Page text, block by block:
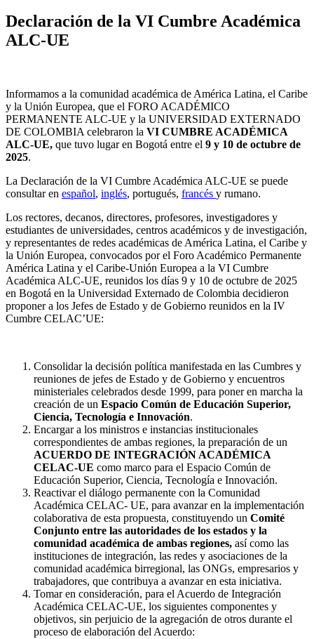
Declaración de la VI Cumbre Académica
ALC-UE
Informamos a la comunidad académica de América Latina, el Caribe
y la Unión Europea, que el FORO ACADÉMICO
PERMANENTE ALC-UE y la UNIVERSIDAD EXTERNADO
DE COLOMBIA celebraron la VI CUMBRE ACADÉMICA
ALC-UE, que tuvo lugar en Bogotá entre el 9 y 10 de octubre de
2025.
La Declaración de la VI Cumbre Académica ALC-UE se puede
consultar en español, inglés, portugués, francés y rumano.
Los rectores, decanos, directores, profesores, investigadores y
estudiantes de universidades, centros académicos y de investigación,
y representantes de redes académicas de América Latina, el Caribe y
la Unión Europea, convocados por el Foro Académico Permanente
América Latina y el Caribe-Unión Europea a la VI Cumbre
Académica ALC-UE, reunidos los días 9 y 10 de octubre de 2025
en Bogotá en la Universidad Externado de Colombia decidieron
proponer a los Jefes de Estado y de Gobierno reunidos en la IV
Cumbre CELAC’UE:
Consolidar la decisión política manifestada en las Cumbres y
reuniones de jefes de Estado y de Gobierno y encuentros
ministeriales celebrados desde 1999, para poner en marcha la
creación de un Espacio Común de Educación Superior,
Ciencia, Tecnología e Innovación.
Encargar a los ministros e instancias institucionales
correspondientes de ambas regiones, la preparación de un
ACUERDO DE INTEGRACIÓN ACADÉMICA
CELAC-UE como marco para el Espacio Común de
Educación Superior, Ciencia, Tecnología e Innovación.
Reactivar el diálogo permanente con la Comunidad
Académica CELAC- UE, para avanzar en la implementación
colaborativa de esta propuesta, constituyendo un Comité
Conjunto entre las autoridades de los estados y la
comunidad académica de ambas regiones, así como las
instituciones de integración, las redes y asociaciones de la
comunidad académica birregional, las ONGs, empresarios y
trabajadores, que contribuya a avanzar en esta iniciativa.
Tomar en consideración, para el Acuerdo de Integración
Académica CELAC-UE, los siguientes componentes y
objetivos, sin perjuicio de la agregación de otros durante el
proceso de elaboración del Acuerdo: